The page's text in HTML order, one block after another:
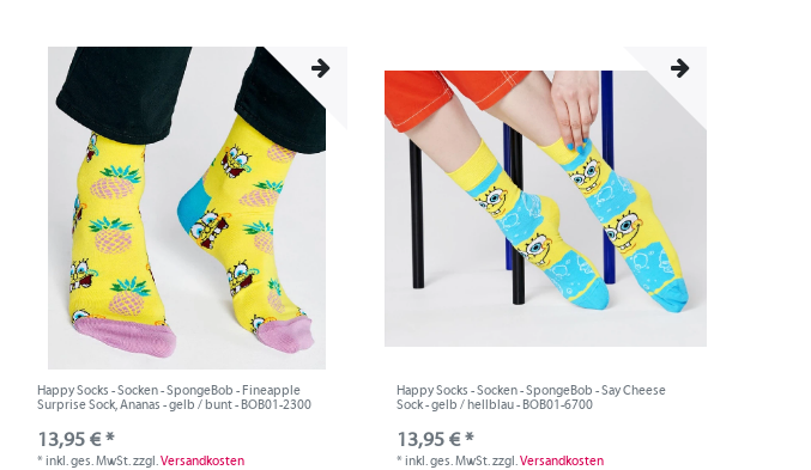
Happy Socks - Socken - SpongeBob - Fineapple
Surprise Sock, Ananas - gelb / bunt - BOB01-2300
13,95 € *
*inkl. ges. MwSt.zzgl.Versandkosten
Happy Socks - Socken - SpongeBob - Say Cheese
Sock - gelb / hellblau - BOB01-6700
13,95 € *
*inkl. ges. MwSt.zzgl.Versandkosten